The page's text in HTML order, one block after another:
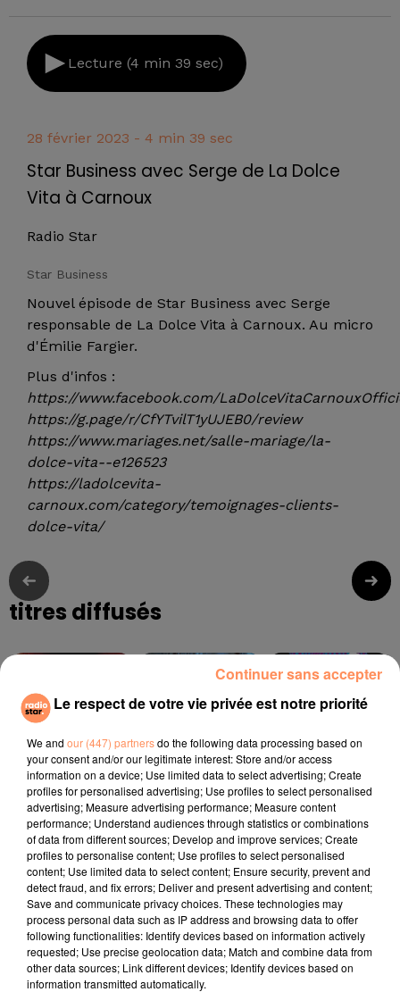
Lecture (4 min 39 sec)
28 février 2023 - 4 min 39 sec
Star Business avec Serge de La Dolce
Vita à Carnoux
Radio Star
Star Business
Nouvel épisode de Star Business avec Serge
responsable de La Dolce Vita à Carnoux. Au micro
d'Émilie Fargier.
Plus d'infos :
https://www.facebook.com/
https://g.page/r/CfYTvilT1yUJEB0/review
https://www.mariages.net/salle-mariage/la-
dolce-vita--e126523
https://ladolcevita-
carnoux.com/category/temoignages-clients-
dolce-vita/
titres diffusés
DR ALBAN
Sing Hallelujah!
BEBE REXHA
New Religion
20h31
20h31
LMFAO
Party Rock Anthem
l'horoscope
Le respect de votre vie privée est notre priorité
We and our (447) partnersdo the following data processing based on
your consent and/or our legitimate interest: Store and/or access
information on a device; Use limited data to select advertising; Create
profiles for personalised advertising; Use profiles to select personalised
advertising; Measure advertising performance; Measure content
performance; Understand audiences through statistics or combinations
of data from different sources; Develop and improve services; Create
profiles to personalise content; Use profiles to select personalised
content; Use limited data to select content; Ensure security, prevent and
detect fraud, and fix errors; Deliver and present advertising and content;
Save and communicate privacy choices. These technologies may
process personal data such as IP address and browsing data to offer
following functionalities: Identify devices based on information actively
requested; Use precise geolocation data; Match and combine data from
other data sources; Link different devices; Identify devices based on
information transmitted automatically.
Continuer sans accepter